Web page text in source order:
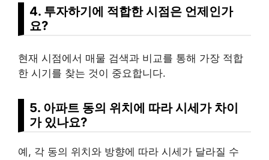
4. 투자하기에 적합한 시점은 언제인가
요?
현재 시점에서 매물 검색과 비교를 통해 가장 적합
한 시기를 찾는 것이 중요합니다.
5. 아파트 동의 위치에 따라 시세가 차이
가 있나요?
예, 각 동의 위치와 방향에 따라 시세가 달라질 수